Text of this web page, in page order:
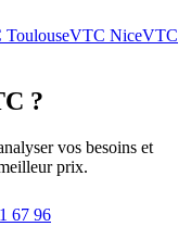
ToulouseVTC NiceVTC
?
vos besoins et
prix.
67 96